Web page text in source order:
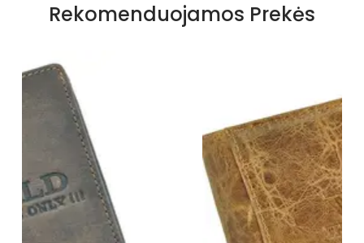
Rekomenduojamos Prekės